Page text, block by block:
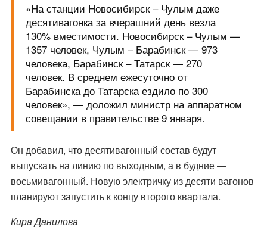
«На станции Новосибирск – Чулым даже
десятивагонка за вчерашний день везла
130% вместимости. Новосибирск – Чулым —
1357 человек, Чулым – Барабинск — 973
человека, Барабинск – Татарск — 270
человек. В среднем ежесуточно от
Барабинска до Татарска ездило по 300
человек», — доложил министр на аппаратном
совещании в правительстве 9 января.
Он добавил, что десятивагонный состав будут
выпускать на линию по выходным, а в будние —
восьмивагонный. Новую электричку из десяти вагонов
планируют запустить к концу второго квартала.
Кира Данилова